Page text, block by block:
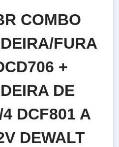
COMBO
FURA
+
DE
DCF801 A
DEWALT